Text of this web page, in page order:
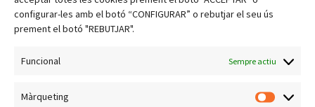
configurar-les amb el botó “CONFIGURAR” o rebutjar el seu ús
prement el botó "REBUTJAR".
Funcional Sempre actiu
Màrqueting
setembre 2023
juliol 2023